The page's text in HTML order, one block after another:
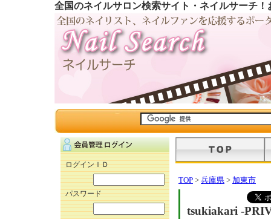
全国のネイルサロン検索サイト・ネイルサーチ
ログインＩＤ
パスワード
TOP > 兵庫県 > 加東市
tsukiakari -